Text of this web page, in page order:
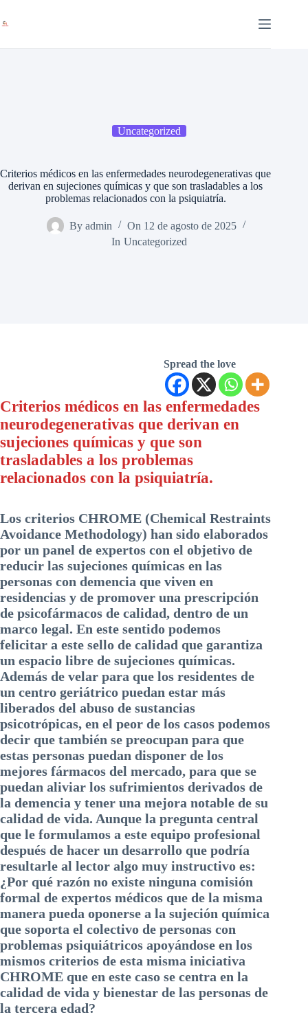
contenido
Uncategorized
Criterios médicos en las enfermedades neurodegenerativas que
derivan en sujeciones químicas y que son trasladables a los
problemas relacionados con la psiquiatría.
By admin On 12 de agosto de 2025
In Uncategorized
Spread the love
Criterios médicos en las enfermedades
neurodegenerativas que derivan en
sujeciones químicas y que son
trasladables a los problemas
relacionados con la psiquiatría.
Los criterios CHROME (Chemical Restraints
Avoidance Methodology) han sido elaborados
por un panel de expertos con el objetivo de
reducir las sujeciones químicas en las
personas con demencia que viven en
residencias y de promover una prescripción
de psicofármacos de calidad, dentro de un
marco legal. En este sentido podemos
felicitar a este sello de calidad que garantiza
un espacio libre de sujeciones químicas.
Además de velar para que los residentes de
un centro geriátrico puedan estar más
liberados del abuso de sustancias
psicotrópicas, en el peor de los casos podemos
decir que también se preocupan para que
estas personas puedan disponer de los
mejores fármacos del mercado, para que se
puedan aliviar los sufrimientos derivados de
la demencia y tener una mejora notable de su
calidad de vida. Aunque la pregunta central
que le formulamos a este equipo profesional
después de hacer un desarrollo que podría
resultarle al lector algo muy instructivo es:
¿Por qué razón no existe ninguna comisión
formal de expertos médicos que de la misma
manera pueda oponerse a la sujeción química
que soporta el colectivo de personas con
problemas psiquiátricos apoyándose en los
mismos criterios de esta misma iniciativa
CHROME que en este caso se centra en la
calidad de vida y bienestar de las personas de
la tercera edad?